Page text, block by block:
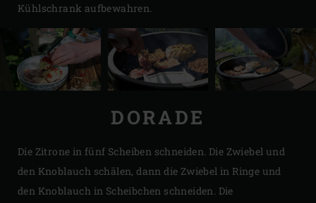
Kühlschrank aufbewahren.
DORADE
Die Zitrone in fünf Scheiben schneiden. Die Zwiebel und
den Knoblauch schälen, dann die Zwiebel in Ringe und
den Knoblauch in Scheibchen schneiden. Die